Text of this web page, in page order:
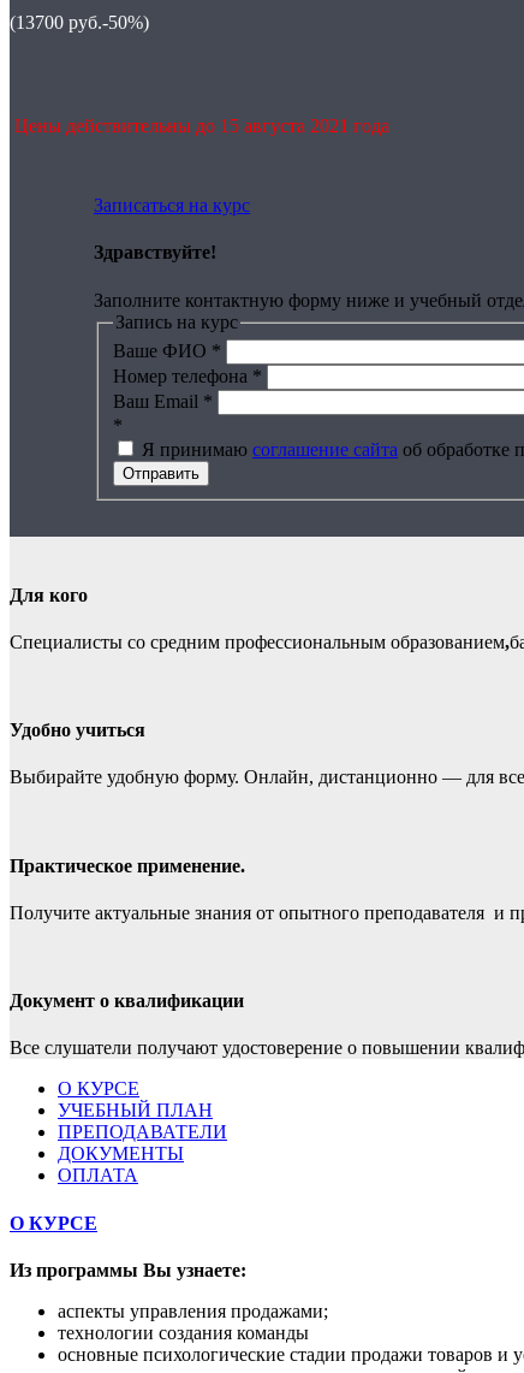
(13700 руб.-50%)
Цены действительны до 15 августа 2021 года
Записаться на курс
Здравствуйте!
Заполните контактную форму ниже и учебный
Запись на курс
Ваше ФИО *
Номер телефона *
Ваш Email *
*
Я принимаю соглашение сайта об обработке
Отправить
Для кого
Специалисты со средним профессиональным образованием,
Удобно учиться
Выбирайте удобную форму. Онлайн, дистанционно — для
Практическое применение.
Получите актуальные знания от опытного преподавателя и
Документ о квалификации
Все слушатели получают удостоверение о повышении
О КУРСЕ
УЧЕБНЫЙ ПЛАН
ПРЕПОДАВАТЕЛИ
ДОКУМЕНТЫ
ОПЛАТА
О КУРСЕ
Из программы Вы узнаете:
аспекты управления продажами;
технологии создания команды
основные психологические стадии продажи товаров и